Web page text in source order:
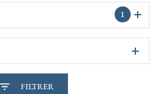
1
FILTRER